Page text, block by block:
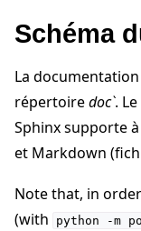
Schéma
La
répertoiredoc`.
Sphinx supporte
et Markdown
Note that, in
(with
python -m